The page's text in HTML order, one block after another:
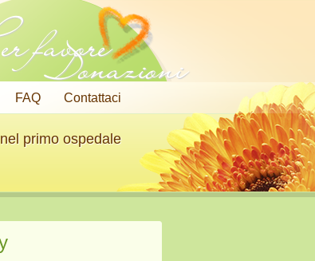
favore
Donazioni
FAQ Contattaci
primo ospedale